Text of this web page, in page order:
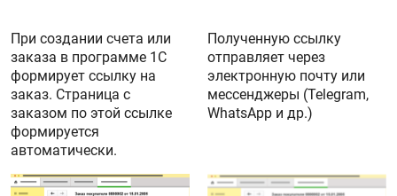
При создании счета или
заказа в программе 1С
формирует ссылку на
заказ. Страница с
заказом по этой ссылке
формируется
автоматически.
Полученную ссылку
отправляет через
электронную почту или
мессенджеры (Telegram,
WhatsApp и др.)